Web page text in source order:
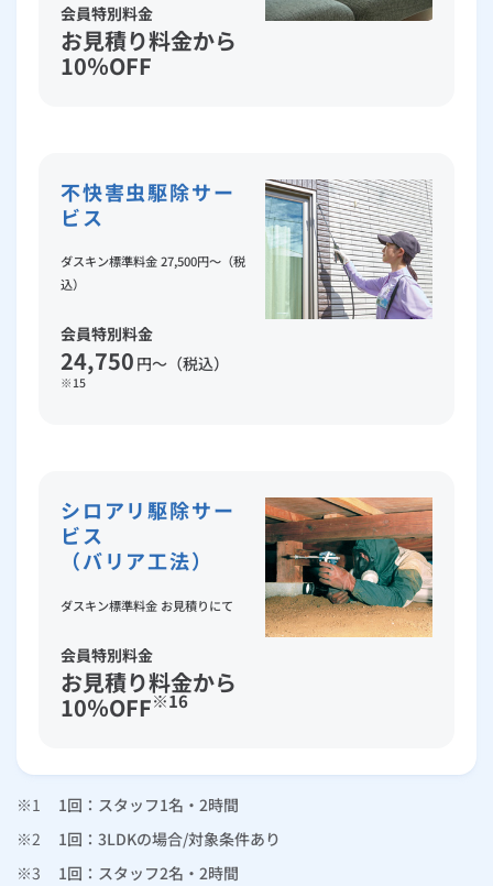
会員特別料金
お見積り料金から
10％OFF
不快害虫駆除サー
ビス
ダスキン標準料金 27,500円～（税
込）
会員特別料金
24,750 円～（税込）
※15
シロアリ駆除サー
ビス
（バリア工法）
ダスキン標準料金 お見積りにて
会員特別料金
お見積り料金から
10％OFF※16
※1
1回：スタッフ1名・2時間
※2
1回：3LDKの場合/対象条件あり
※3
1回：スタッフ2名・2時間